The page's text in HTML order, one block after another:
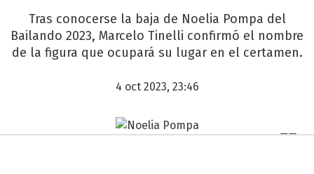
Tras conocerse la baja de Noelia Pompa del
Bailando 2023, Marcelo Tinelli confirmó el nombre
de la figura que ocupará su lugar en el certamen.
4 oct 2023, 23:46